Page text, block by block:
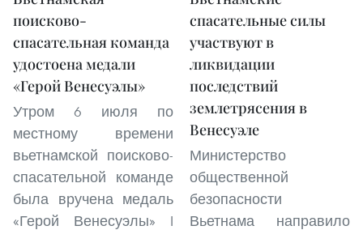
поисково-
спасательная команда
удостоена медали
«Герой Венесуэлы»
Утром 6 июля по
местному времени
вьетнамской поисково-
спасательной команде
была вручена медаль
«Герой Венесуэлы» I
спасательные силы
участвуют в
ликвидации
последствий
землетрясения в
Венесуэле
Министерство
общественной
безопасности
Вьетнама направило